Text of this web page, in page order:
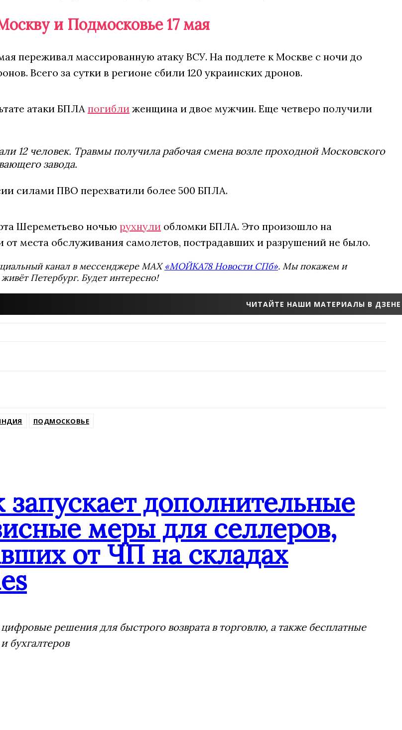
и Подмосковье 17 мая
переживал массированную атаку ВСУ. На подлете к Москве с ночи до
Всего за сутки в регионе сбили 120 украинских дронов.
атаки БПЛА погибли женщина и двое мужчин. Еще четверо получили
12 человек. Травмы получила рабочая смена возле проходной Московского
завода.
силами ПВО перехватили более 500 БПЛА.
Шереметьево ночью рухнули обломки БПЛА. Это произошло на
от места обслуживания самолетов, пострадавших и разрушений не было.
канал в мессенджере MAX«МОЙКА78 Новости СПб». Мы покажем и
Петербург. Будет интересно!
ЧИТАЙТЕ НАШИ МАТЕРИАЛЫ В ДЗЕНЕ
ПОДМОСКОВЬЕ
запускает дополнительные
меры для селлеров,
от ЧП на складах
решения для быстрого возврата в торговлю, а также бесплатные
бухгалтеров